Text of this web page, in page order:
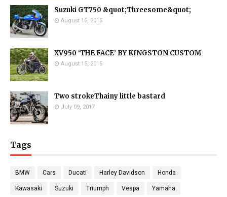
Suzuki GT750 &quot;Threesome&quot;
August 16, 2015
XV950 ‘THE FACE’ BY KINGSTON CUSTOM
August 15, 2015
Two strokeThainy little bastard
July 09, 2017
Tags
BMW Cars Ducati Harley Davidson Honda
Kawasaki Suzuki Triumph Vespa Yamaha